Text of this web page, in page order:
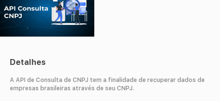
Detalhes
A API de Consulta de CNPJ tem a finalidade de recuperar dados de
empresas brasileiras através de seu CNPJ.